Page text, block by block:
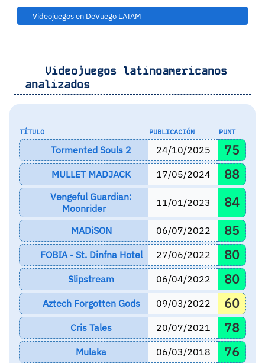
Videojuegos en DeVuego LATAM
Videojuegos latinoamericanos
analizados
TÍTULO PUBLICACIÓN PUNT
Tormented Souls 2 24/10/2025 75
MULLET MADJACK 17/05/2024 88
Vengeful Guardian:
Moonrider
11/01/2023 84
MADiSON 06/07/2022 85
FOBIA - St. Dinfna Hotel 27/06/2022 80
Slipstream 06/04/2022 80
Aztech Forgotten Gods 09/03/2022 60
Cris Tales 20/07/2021 78
Mulaka 06/03/2018 76